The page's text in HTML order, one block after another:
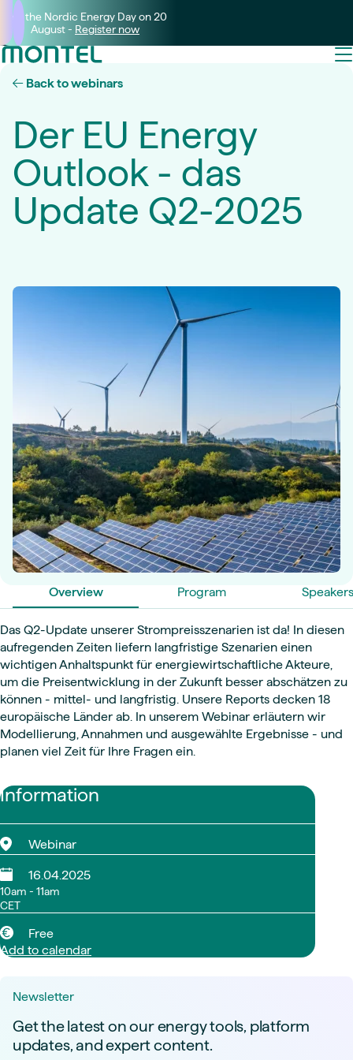
Join the Nordic Energy Day on 20
August - Register now
Back to webinars
Der EU Energy
Outlook - das
Update Q2-2025
Overview Program Speakers
Information
Webinar
16.04.2025
10am - 11am
CET
Free
Add to calendar
Das Q2-Update unserer Strompreisszenarien ist da! In diesen
aufregenden Zeiten liefern langfristige Szenarien einen
wichtigen Anhaltspunkt für energiewirtschaftliche Akteure,
um die Preisentwicklung in der Zukunft besser abschätzen zu
können - mittel- und langfristig. Unsere Reports decken 18
europäische Länder ab. In unserem Webinar erläutern wir
Modellierung, Annahmen und ausgewählte Ergebnisse - und
planen viel Zeit für Ihre Fragen ein.
Newsletter
Get the latest on our energy tools, platform
updates, and expert content.